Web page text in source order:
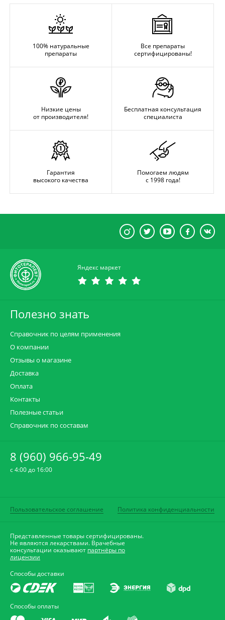
100% натуральные
препараты
Все препараты
сертифицированы!
Низкие цены
от производителя!
Бесплатная консультация
специалиста
Гарантия
высокого качества
Помогаем людям
с 1998 года!
Яндекс маркет
Полезно знать
Справочник по целям применения
О компании
Отзывы о магазине
Доставка
Оплата
Контакты
Полезные статьи
Справочник по составам
8 (960) 966-95-49
c 4:00 до 16:00
Пользовательское соглашение Политика конфиденциальности
Представленные товары сертифицированы.
Не являются лекарствами. Врачебные
консультации оказывают партнёры по
лицензии
Способы доставки
Способы оплаты